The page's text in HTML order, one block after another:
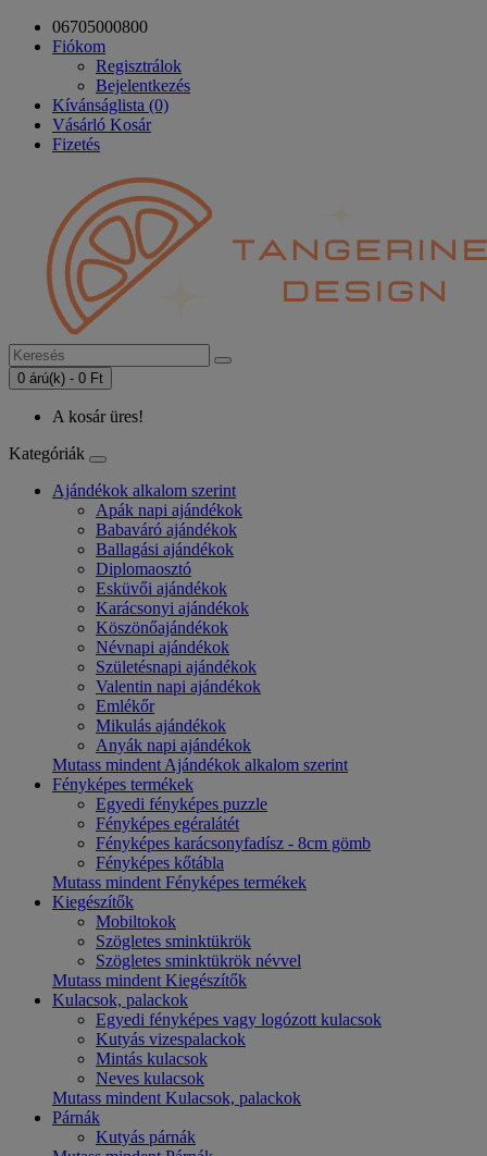
06705000800
Fiókom
Regisztrálok
Bejelentkezés
Kívánságlista (0)
Vásárló Kosár
Fizetés
0 árú(k) - 0 Ft
A kosár üres!
Kategóriák
Ajándékok alkalom szerint
Apák napi ajándékok
Babaváró ajándékok
Ballagási ajándékok
Diplomaosztó
Esküvői ajándékok
Karácsonyi ajándékok
Köszönőajándékok
Névnapi ajándékok
Születésnapi ajándékok
Valentin napi ajándékok
Emlékőr
Mikulás ajándékok
Anyák napi ajándékok
Mutass mindent Ajándékok alkalom szerint
Fényképes termékek
Egyedi fényképes puzzle
Fényképes egéralátét
Fényképes karácsonyfadísz - 8cm gömb
Fényképes kőtábla
Mutass mindent Fényképes termékek
Kiegészítők
Mobiltokok
Szögletes sminktükrök
Szögletes sminktükrök névvel
Mutass mindent Kiegészítők
Kulacsok, palackok
Egyedi fényképes vagy logózott kulacsok
Kutyás vizespalackok
Mintás kulacsok
Neves kulacsok
Mutass mindent Kulacsok, palackok
Párnák
Kutyás párnák